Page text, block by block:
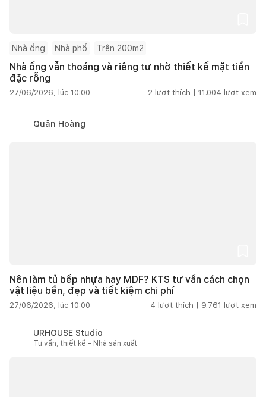
Nhà ống Nhà phố Trên 200m2
Nhà ống vẫn thoáng và riêng tư nhờ thiết kế mặt tiền
đặc rỗng
27/06/2026, lúc 10:00 2 lượt thích | 11.004 lượt xem
Quân Hoàng
Nên làm tủ bếp nhựa hay MDF? KTS tư vấn cách chọn
vật liệu bền, đẹp và tiết kiệm chi phí
27/06/2026, lúc 10:00 4 lượt thích | 9.761 lượt xem
URHOUSE Studio
Tư vấn, thiết kế - Nhà sản xuất